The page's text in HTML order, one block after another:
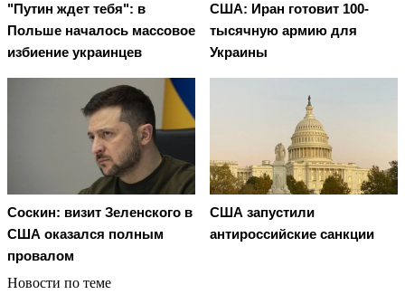
"Путин ждет тебя": в
Польше началось массовое
избиение украинцев
США: Иран готовит 100-
тысячную армию для
Украины
Соскин: визит Зеленского в
США оказался полным
провалом
США запустили
антироссийские санкции
Новости по теме